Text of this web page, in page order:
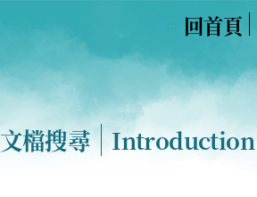
回首頁
文檔搜尋 Introduction